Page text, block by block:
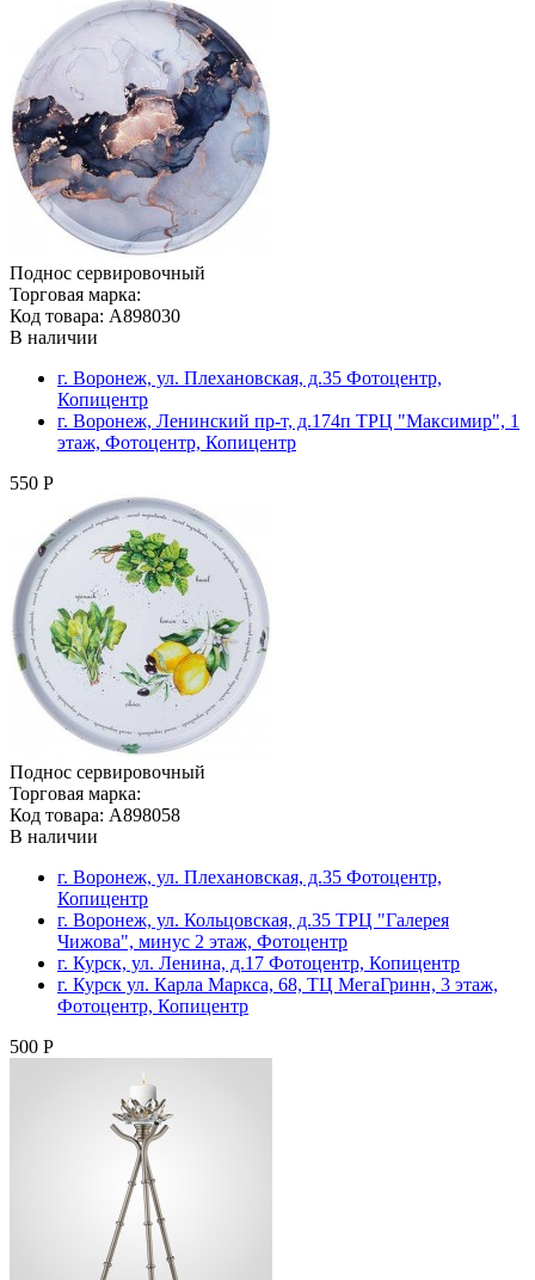
Поднос сервировочный
Торговая марка:
Код товара: A898030
В наличии
г. Воронеж, ул. Плехановская, д.35 Фотоцентр,
Копицентр
г. Воронеж, Ленинский пр-т, д.174п ТРЦ "Максимир", 1
этаж, Фотоцентр, Копицентр
550 Р
Поднос сервировочный
Торговая марка:
Код товара: A898058
В наличии
г. Воронеж, ул. Плехановская, д.35 Фотоцентр,
Копицентр
г. Воронеж, ул. Кольцовская, д.35 ТРЦ "Галерея
Чижова", минус 2 этаж, Фотоцентр
г. Курск, ул. Ленина, д.17 Фотоцентр, Копицентр
г. Курск ул. Карла Маркса, 68, ТЦ МегаГринн, 3 этаж,
Фотоцентр, Копицентр
500 Р